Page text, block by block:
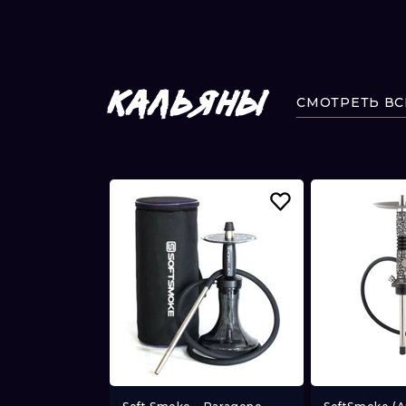
КАЛЬЯНЫ СМОТРЕТЬ